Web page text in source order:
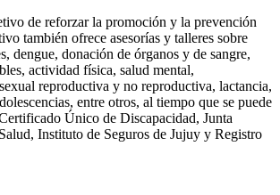
de reforzar la promoción y la prevención
también ofrece asesorías y talleres sobre
dengue, donación de órganos y de sangre,
actividad física, salud mental,
reproductiva y no reproductiva, lactancia,
entre otros, al tiempo que se puede
Único de Discapacidad, Junta
Instituto de Seguros de Jujuy y Registro